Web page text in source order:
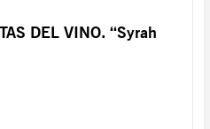
DEL VINO. “Syrah